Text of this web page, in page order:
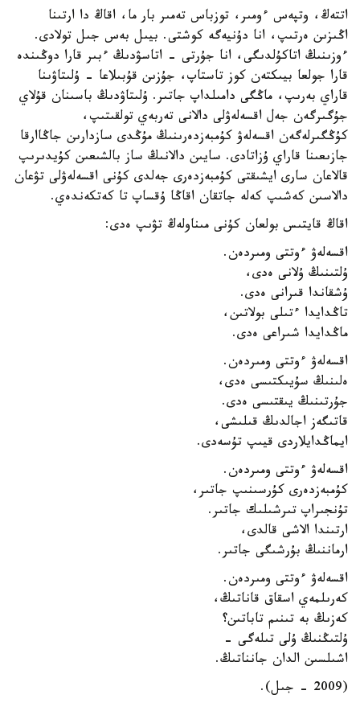
اتتەڭ، وتپەس ءومىر، توزباس تەمىر بار ما، اقاڭ دا ارتىنا
اڭىزىن ەرتىپ، انا دۇنيەگە كوشتى. بيىل بەس جىل تولادى.
ءوزىنىڭ اتاكۇلدىگى، انا جۇرتى - اتاسۋدىڭ ءبىر قارا دوڭىندە
قارا جولعا بيىكتەن كوز تاستاپ، جۇزىن قۇبىلاعا - ۇلىتاۋىنا
قاراي بەرىپ، ماڭگى دامىلداپ جاتىر. ۇلىتاۋدىڭ باسىنان قۇلاي
جۇگىرگەن جەل اقسەلەۋلى دالانى تەربەي تولقىتىپ،
كۇڭگىرلەگەن اقسەلەۋ كۇمبەزدەرىنىڭ مۇڭدى سازدارىن جاڭاارقا
جازىعىنا قاراي ۇزاتادى. سايىن دالانىڭ ساز بالشىعىن كۇيدىرىپ
قالاعان سارى ايشىقتى كۇمبەزدەرى جەلدى كۇنى اقسەلەۋلى تۋعان
دالاسىن كەشىپ كەلە جاتقان اقاڭا ۇقساپ تا كەتكەندەي.
اقاڭ قايتىس بولعان كۇنى مىناولەڭ تۋىپ ەدى:
اقسەلەۋ ءوتتى ومىردەن.
ۇلتىنىڭ ۇلانى ەدى،
ۇشقاندا قىرانى ەدى.
تاڭدايدا ءتىلى بولاتىن،
ماڭدايدا شىراعى ەدى.
اقسەلەۋ ءوتتى ومىردەن.
ەلىنىڭ سۇيىكتىسى ەدى،
جۇرتىنىڭ يىقتىسى ەدى.
قاتىگەز اجالدىڭ قىلىشى،
ايماڭدايلاردى قيىپ تۇسەدى.
اقسەلەۋ ءوتتى ومىردەن.
كۇمبەزدەرى كۇرسىنىپ جاتىر،
تۇنجىراپ تىرشىلىك جاتىر.
ارتىندا الاشى قالدى،
ارماننىڭ بۇرشىگى جاتىر.
اقسەلەۋ ءوتتى ومىردەن.
كەرىلمەي اسقاق قاناتىڭ،
كەزىڭ بە تىنىم تاباتىن؟
ۇلتىڭنىڭ ۇلى تىلەگى -
اشىلسىن الدان جانناتىڭ.
(2009 - جىل).